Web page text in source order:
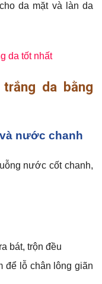
da mặt và làn da
da tốt nhất
da bằng
nước chanh
nước cốt chanh,
bát, trộn đều
để lỗ chân lông giãn